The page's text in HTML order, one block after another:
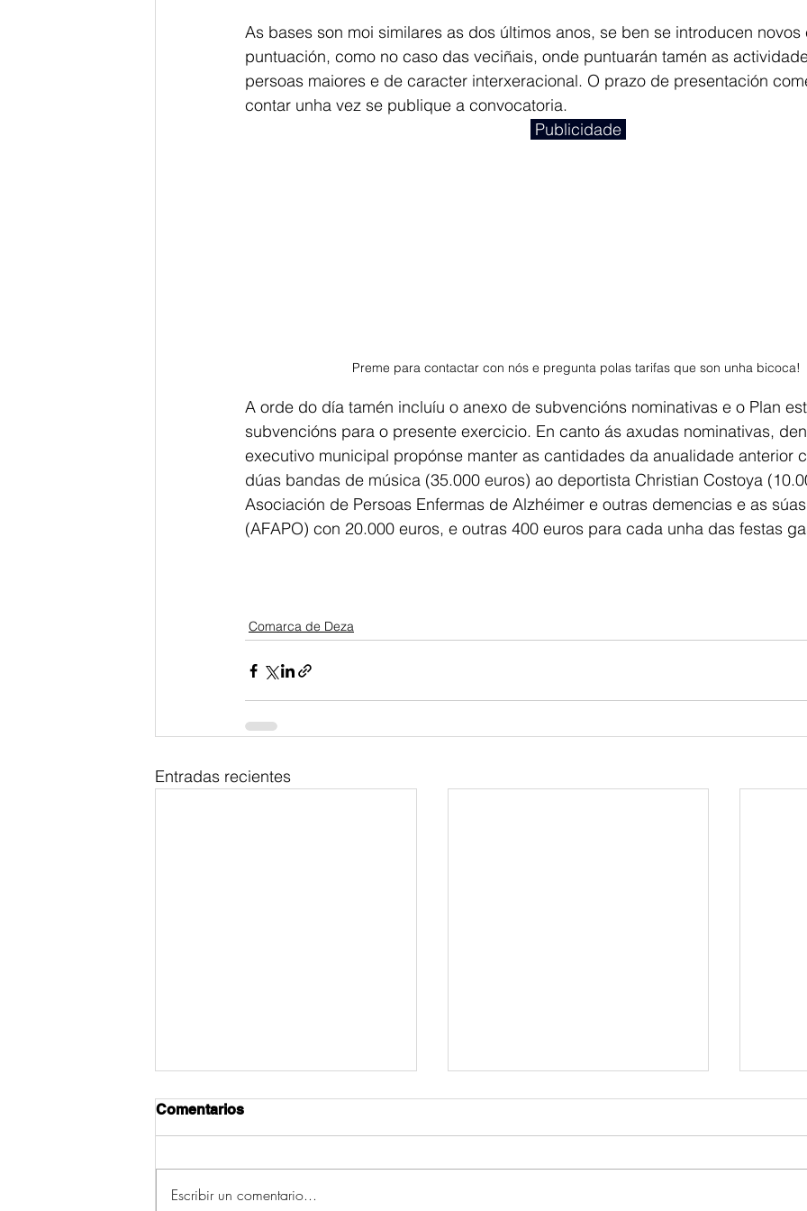
As bases son moi similares as dos últimos anos, se ben se introducen
puntuación, como no caso das veciñais, onde puntuarán tamén as
persoas maiores e de caracter interxeracional. O prazo de presentación
contar unha vez se publique a convocatoria.
Publicidade
Preme para contactar con nós e pregunta polas tarifas que son unha bicoca!
A orde do día tamén incluíu o anexo de subvencións nominativas e o Plan
subvencións para o presente exercicio. En canto ás axudas nominativas,
executivo municipal propónse manter as cantidades da anualidade anterior
dúas bandas de música (35.000 euros) ao deportista Christian Costoya
Asociación de Persoas Enfermas de Alzhéimer e outras demencias e as
(AFAPO) con 20.000 euros, e outras 400 euros para cada unha das festas
Comarca de Deza
Entradas recientes
Comentarios
Escribir un comentario...